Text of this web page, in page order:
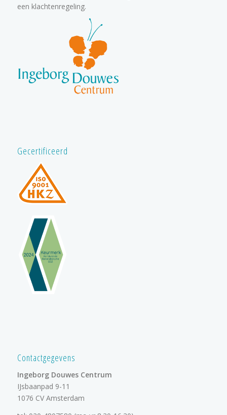
een klachtenregeling.
Gecertificeerd
Contactgegevens
Ingeborg Douwes Centrum
IJsbaanpad 9-11
1076 CV Amsterdam